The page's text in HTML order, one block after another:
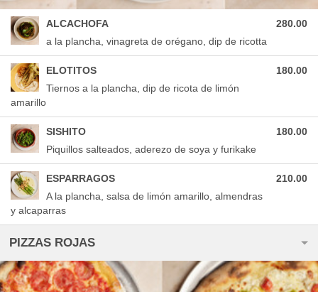
ALCACHOFA
a la plancha, vinagreta de orégano, dip de ricotta
280.00
ELOTITOS
Tiernos a la plancha, dip de ricota de limón
amarillo
180.00
SISHITO
Piquillos salteados, aderezo de soya y furikake
180.00
ESPARRAGOS
A la plancha, salsa de limón amarillo, almendras
y alcaparras
210.00
PIZZAS ROJAS